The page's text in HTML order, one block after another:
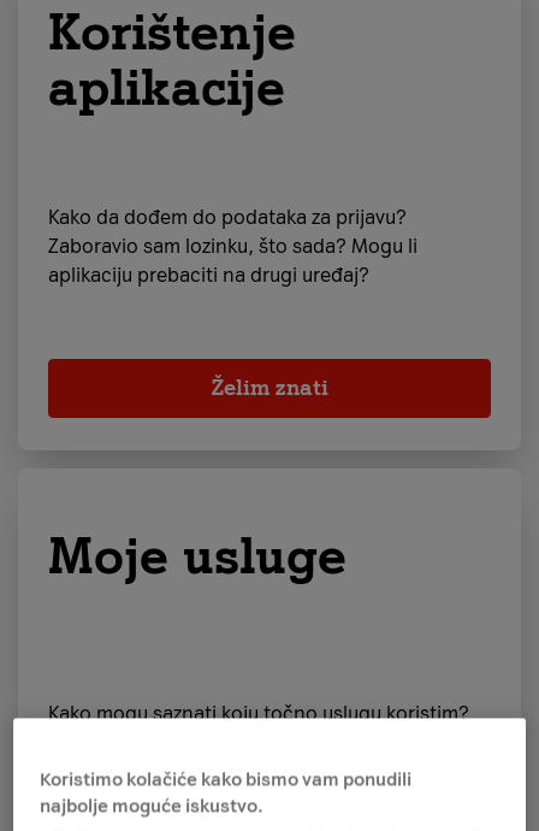
Korištenje
aplikacije
Kako da dođem do podataka za prijavu?
Zaboravio sam lozinku, što sada? Mogu li
aplikaciju prebaciti na drugi uređaj?
Želim znati
Moje usluge
Kako mogu saznati koju točno uslugu koristim?
novu opciju?
Koristimo kolačiće kako bismo vam ponudili
najbolje moguće iskustvo.